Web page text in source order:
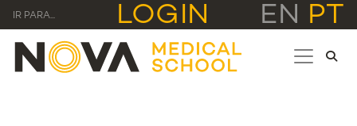
IR PARA... LOGIN EN PT